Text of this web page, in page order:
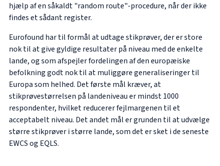
hjælp af en såkaldt "random route"-procedure, når der ikke
findes et sådant register.
Eurofound har til formål at udtage stikprøver, der er store
nok til at give gyldige resultater på niveau med de enkelte
lande, og som afspejler fordelingen af den europæiske
befolkning godt nok til at muliggøre generaliseringer til
Europa som helhed. Det første mål kræver, at
stikprøvestørrelsen på landeniveau er mindst 1000
respondenter, hvilket reducerer fejlmargenen til et
acceptabelt niveau. Det andet mål er grunden til at udvælge
større stikprøver i større lande, som det er sket i de seneste
EWCS og EQLS.